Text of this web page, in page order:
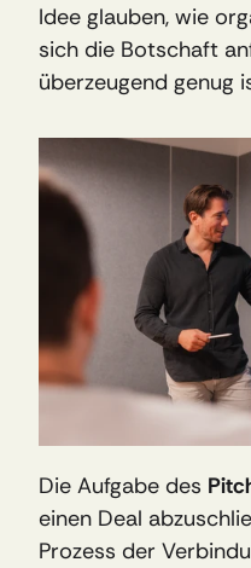
Idee glauben, wie
sich die Botschaft
überzeugend genug
Die Aufgabe des
einen Deal
Prozess der